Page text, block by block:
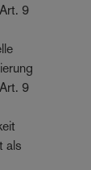
9
9
als